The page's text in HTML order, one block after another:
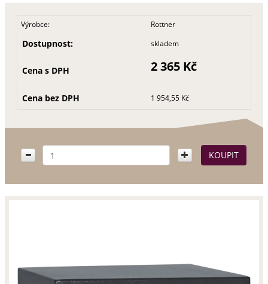
Výrobce: Rottner
Dostupnost: skladem
Cena s DPH 2 365 Kč
Cena bez DPH 1 954,55 Kč